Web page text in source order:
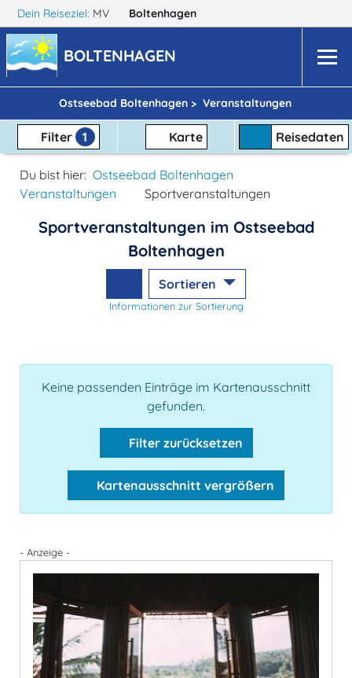
Dein Reiseziel: MV Boltenhagen
BOLTENHAGEN
Ostseebad Boltenhagen > Veranstaltungen
Filter 1 Karte Reisedaten
Du bist hier: Ostseebad Boltenhagen
Veranstaltungen
Sportveranstaltungen
Sportveranstaltungen im Ostseebad
Boltenhagen
Sortieren
Informationen zur Sortierung
Keine passenden Einträge im Kartenausschnitt
gefunden.
Filter zurücksetzen
Kartenausschnitt vergrößern
- Anzeige -